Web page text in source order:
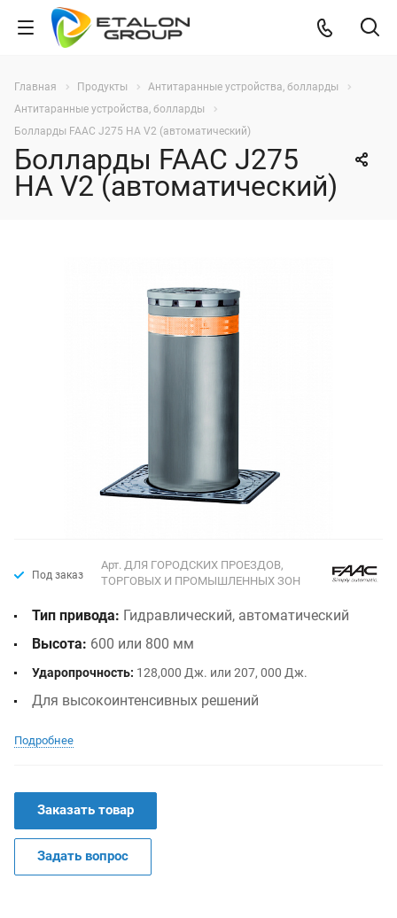
Главная Продукты
Антитаранные устройства, болларды
Антитаранные устройства, болларды
Болларды FAAC J275 HA V2 (автоматический)
Болларды FAAC J275
HA V2 (автоматический)
Под заказ
Арт. ДЛЯ ГОРОДСКИХ ПРОЕЗДОВ,
ТОРГОВЫХ И ПРОМЫШЛЕННЫХ ЗОН
Тип привода: Гидравлический, автоматический
Высота: 600 или 800 мм
Ударопрочность: 128,000 Дж. или 207, 000 Дж.
Для высокоинтенсивных решений
Подробнее
Заказать товар
Задать вопрос